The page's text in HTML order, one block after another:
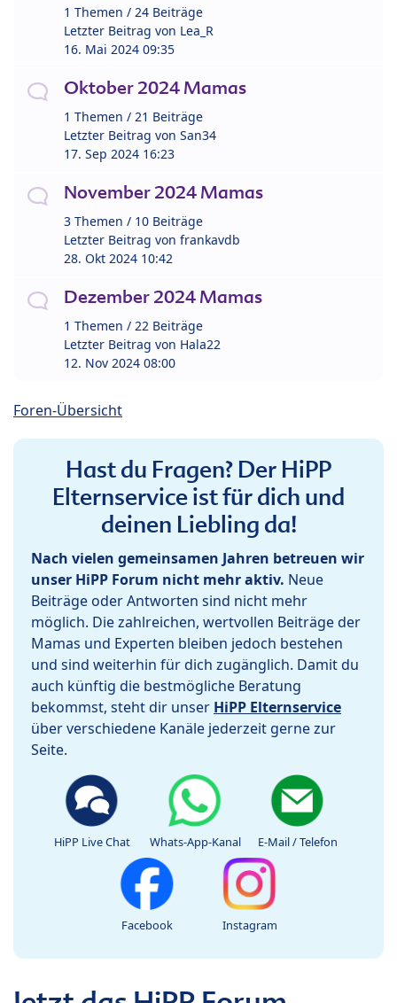
1 Themen / 24 Beiträge
Letzter Beitrag von Lea_R
16. Mai 2024 09:35
Oktober 2024 Mamas
1 Themen / 21 Beiträge
Letzter Beitrag von San34
17. Sep 2024 16:23
November 2024 Mamas
3 Themen / 10 Beiträge
Letzter Beitrag von frankavdb
28. Okt 2024 10:42
Dezember 2024 Mamas
1 Themen / 22 Beiträge
Letzter Beitrag von Hala22
12. Nov 2024 08:00
Foren-Übersicht
Hast du Fragen? Der HiPP
Elternservice ist für dich und
deinen Liebling da!
Nach vielen gemeinsamen Jahren betreuen wir
unser HiPP Forum nicht mehr aktiv. Neue
Beiträge oder Antworten sind nicht mehr
möglich. Die zahlreichen, wertvollen Beiträge der
Mamas und Experten bleiben jedoch bestehen
und sind weiterhin für dich zugänglich. Damit du
auch künftig die bestmögliche Beratung
bekommst, steht dir unser HiPP Elternservice
über verschiedene Kanäle jederzeit gerne zur
Seite.
HiPP Live Chat Whats-App-Kanal E-Mail / Telefon
Facebook Instagram